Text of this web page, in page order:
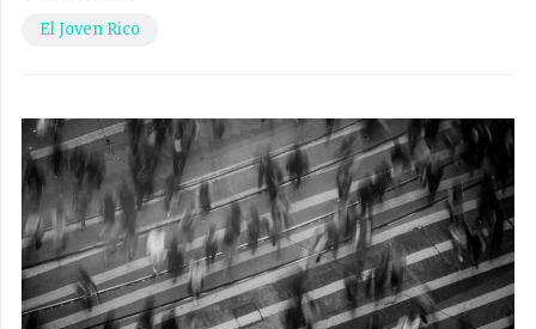
El Joven Rico